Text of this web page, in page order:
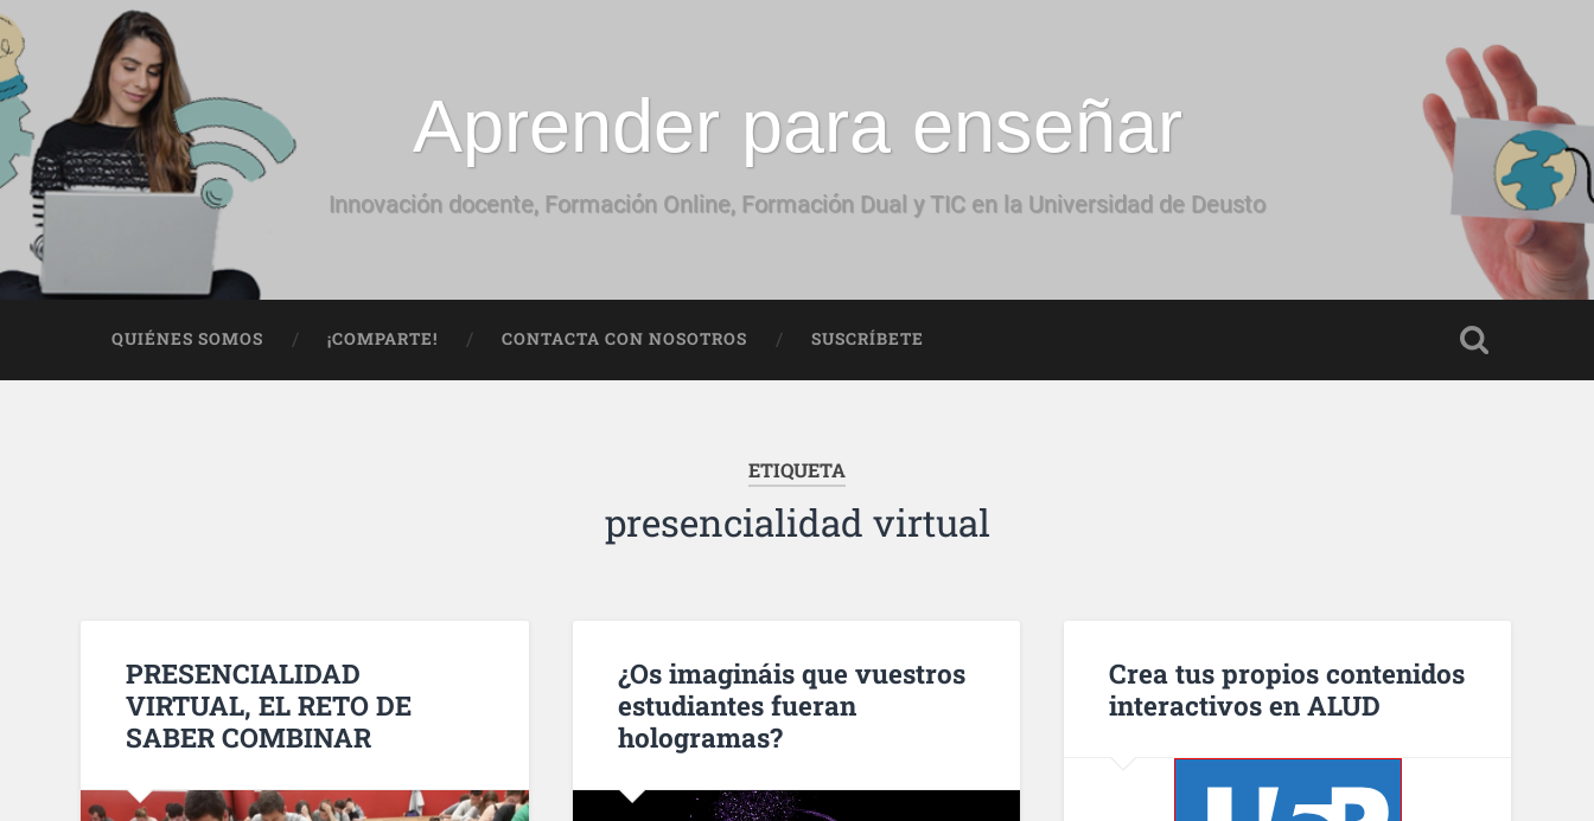
Aprender para enseñar
Innovación docente, Formación Online, Formación Dual y TIC en la Universidad de Deusto
QUIÉNES SOMOS ¡COMPARTE! CONTACTA CON NOSOTROS SUSCRÍBETE
ETIQUETA
presencialidad virtual
PRESENCIALIDAD
VIRTUAL, EL RETO DE
SABER COMBINAR
¿Os imagináis que vuestros
estudiantes fueran
hologramas?
Crea tus propios contenidos
interactivos en ALUD